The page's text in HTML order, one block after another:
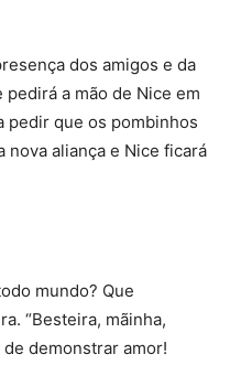
dos amigos e da
a mão de Nice em
pedir que os pombinhos
nova aliança e Nice ficará
mundo? Que
“Besteira, mãinha,
demonstrar amor!